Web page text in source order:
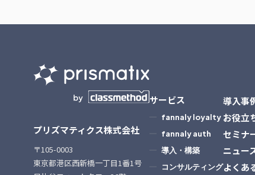
プリズマティクス株式会社
〒105-0003
東京都港区西新橋一丁目1番1号
サービス
fannaly loyalty
fannaly auth
導入・構築
コンサルティング
導入事
お役立
セミナ
ニュー
よくあ